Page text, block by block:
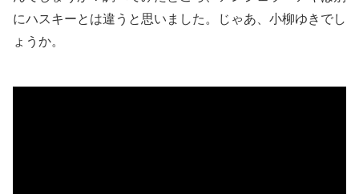
にハスキーとは違うと思いました。じゃあ、小柳ゆきでし
ょうか。